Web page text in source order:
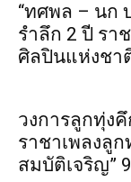
“ทศพล – นก
รำลึก 2 ปี รา
ศิลปินแห่งชา
วงการลูกทุ่ง
ราชาเพลงลู
สมบัติเจริญ”